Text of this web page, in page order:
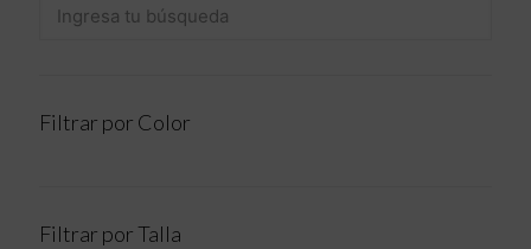
Filtrar por Color
Filtrar por Talla